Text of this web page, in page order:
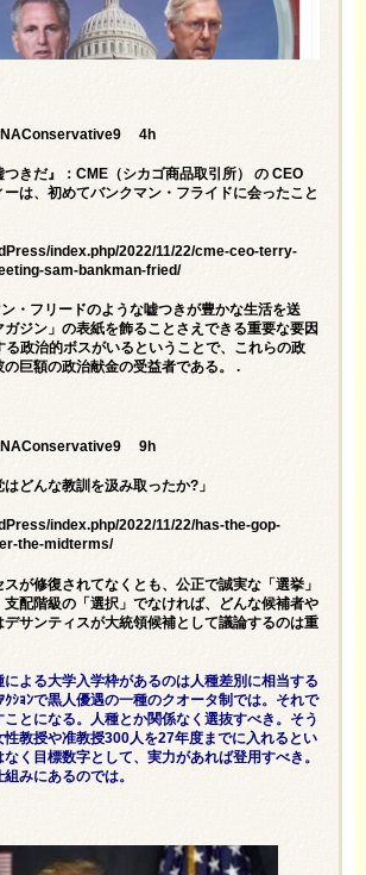
4h
つきだ』：CME（シカゴ商品取引所） の CEO
は、初めてバンクマン・フライドに会ったこと
index.php/2022/11/22/cme-ceo-terry-
sam-bankman-fried/
・フリードのような嘘つきが豊かな生活を送
ガジン」の表紙を飾ることさえできる重要な要因
る政治的ボスがいるということで、これらの政
巨額の政治献金の受益者である。 .
9h
はどんな教訓を汲み取ったか?」
index.php/2022/11/22/has-the-gop-
the-midterms/
が修復されてなくとも、公正で誠実な「選挙」
配階級の「選択」でなければ、どんな候補者や
サンティスが大統領候補として議論するのは重
よる大学入学枠があるのは人種差別に相当する
ｸｼｮﾝで黒人優遇の一種のクオータ制では。それで
とになる。人種とか関係なく選抜すべき。そう
性教授や准教授300人を27年度までに入れるとい
く目標数字として、実力があれば登用すべき。
みにあるのでは。